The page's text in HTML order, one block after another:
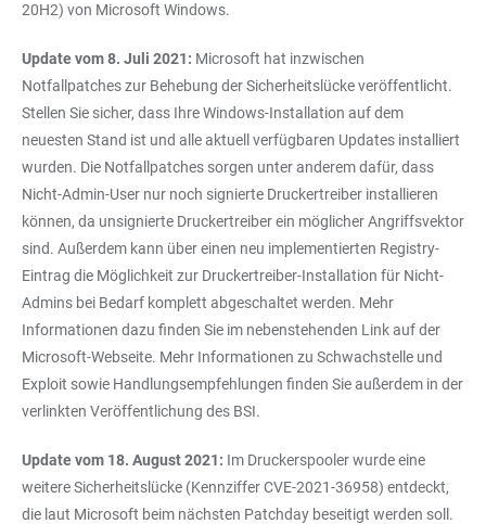
20H2) von Microsoft Windows.
Update vom 8. Juli 2021: Microsoft hat inzwischen
Notfallpatches zur Behebung der Sicherheitslücke veröffentlicht.
Stellen Sie sicher, dass Ihre Windows-Installation auf dem
neuesten Stand ist und alle aktuell verfügbaren Updates installiert
wurden. Die Notfallpatches sorgen unter anderem dafür, dass
Nicht-Admin-User nur noch signierte Druckertreiber installieren
können, da unsignierte Druckertreiber ein möglicher Angriffsvektor
sind. Außerdem kann über einen neu implementierten Registry-
Eintrag die Möglichkeit zur Druckertreiber-Installation für Nicht-
Admins bei Bedarf komplett abgeschaltet werden. Mehr
Informationen dazu finden Sie im nebenstehenden Link auf der
Microsoft-Webseite. Mehr Informationen zu Schwachstelle und
Exploit sowie Handlungsempfehlungen finden Sie außerdem in der
verlinkten Veröffentlichung des BSI.
Update vom 18. August 2021: Im Druckerspooler wurde eine
weitere Sicherheitslücke (Kennziffer CVE-2021-36958) entdeckt,
die laut Microsoft beim nächsten Patchday beseitigt werden soll.